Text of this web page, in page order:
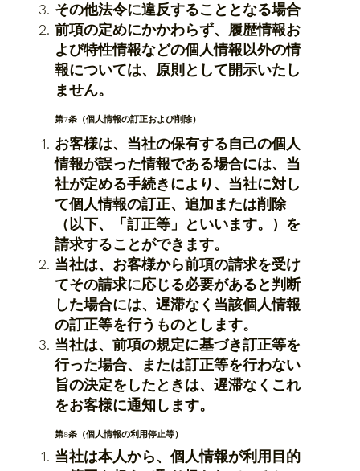
その他法令に違反することとなる場合
前項の定めにかかわらず、履歴情報お
よび特性情報などの個人情報以外の情
報については、原則として開示いたし
ません。
第7条（個人情報の訂正および削除）
お客様は、当社の保有する自己の個人
情報が誤った情報である場合には、当
社が定める手続きにより、当社に対し
て個人情報の訂正、追加または削除
（以下、「訂正等」といいます。）を
請求することができます。
当社は、お客様から前項の請求を受け
てその請求に応じる必要があると判断
した場合には、遅滞なく当該個人情報
の訂正等を行うものとします。
当社は、前項の規定に基づき訂正等を
行った場合、または訂正等を行わない
旨の決定をしたときは、遅滞なくこれ
をお客様に通知します。
第8条（個人情報の利用停止等）
当社は本人から、個人情報が利用目的